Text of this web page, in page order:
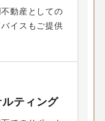
動産としての
イスもご提供
ティング